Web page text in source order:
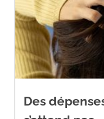
Des